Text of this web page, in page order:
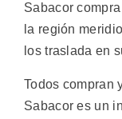
Sabacor
la región
los traslada en
Todos compran
Sabacor es un